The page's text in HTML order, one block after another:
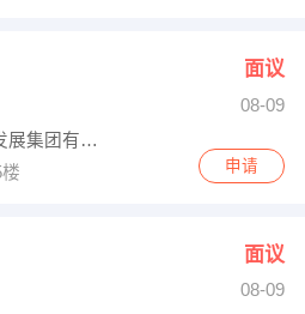
面议
08-09
湖南五环体育实业发展集团有限公司
申请
面议
08-09